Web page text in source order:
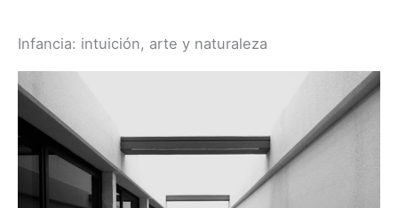
Infancia: intuición, arte y naturaleza